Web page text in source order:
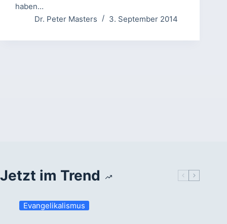
haben…
Dr. Peter Masters
3. September 2014
Jetzt im Trend
Evangelikalismus